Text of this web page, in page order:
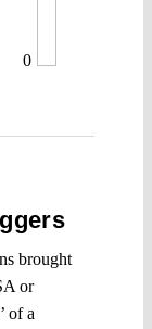
0
brought
or
of a